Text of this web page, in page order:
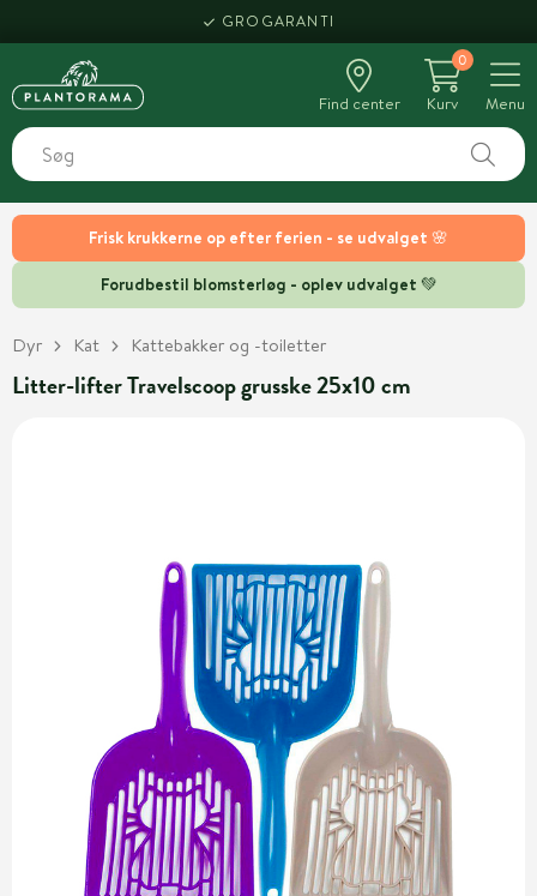
Frisk krukkerne op efter ferien - se udvalget 🌸
Forudbestil blomsterløg - oplev udvalget 💚
GROGARANTI
Find center
0
Kurv
Menu
Dyr Kat Kattebakker og -toiletter
Litter-lifter Travelscoop grusske 25x10 cm